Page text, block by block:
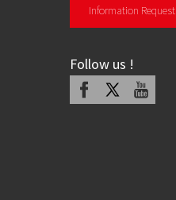
Information Request
Follow us !
Facebook Youtube